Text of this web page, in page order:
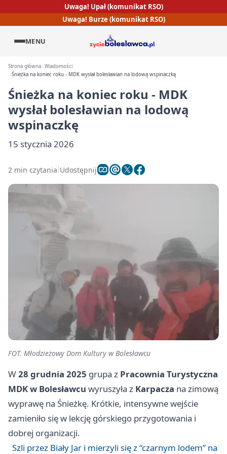
Uwaga! Upał (komunikat RSO)
Uwaga! Burze (komunikat RSO)
MENU
Strona główna Wiadomości
Śnieżka na koniec roku - MDK wysłał bolesławian na lodową wspinaczkę
Śnieżka na koniec roku - MDK
wysłał bolesławian na lodową
wspinaczkę
15 stycznia 2026
2 min czytania Udostępnij
FOT. Młodzieżowy Dom Kultury w Bolesławcu
W28 grudnia 2025 grupa z Pracownia Turystyczna
MDK w Bolesławcu wyruszyła z Karpacza na zimową
wyprawę na Śnieżkę. Krótkie, intensywne wejście
zamieniło się w lekcję górskiego przygotowania i
dobrej organizacji.
Szli przez Biały Jar i mierzyli się z “czarnym lodem” na